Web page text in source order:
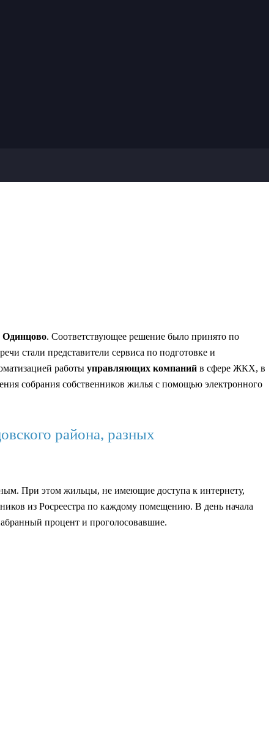
Одинцово. Соответствующее решение было принято по
стали представители сервиса по подготовке и
работы управляющих компаний в сфере ЖКХ, в
собрания собственников жилья с помощью электронного
района, разных
При этом жильцы, не имеющие доступа к интернету,
из Росреестра по каждому помещению. В день начала
процент и проголосовавшие.